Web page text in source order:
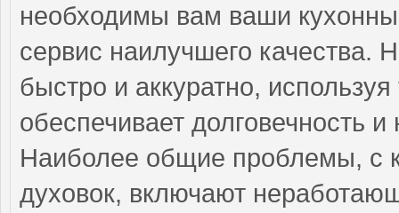
необходимы вам ваши
сервис наилучшего
быстро и аккуратно,
обеспечивает долговечность
Наиболее общие проблемы, с
духовок, включают